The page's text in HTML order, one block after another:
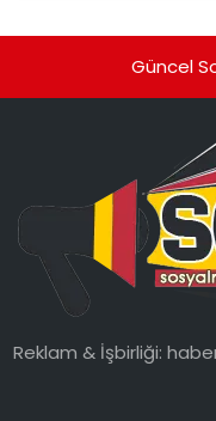
Güncel
Reklam & İşbirliği: